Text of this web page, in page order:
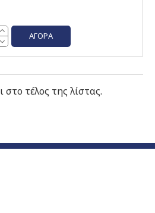
ΑΓΟΡΆ
στο τέλος της λίστας.